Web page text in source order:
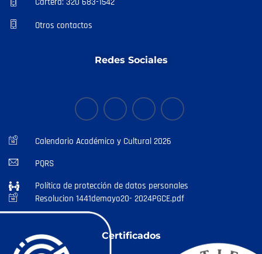
Cartera: 320 683-1542
Otros contactos
Redes Sociales
Calendario Académico y Cultural 2026
PQRS
Política de protección de datos personales
Resolucion 1441demayo20- 2024PGCE.pdf
Certificados